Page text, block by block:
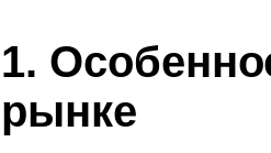
1.
рынке